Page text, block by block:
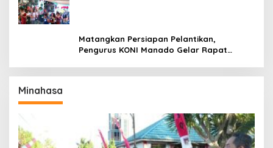
Matangkan Persiapan Pelantikan,
Pengurus KONI Manado Gelar Rapat
Minahasa